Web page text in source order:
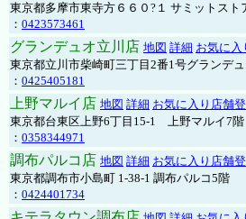
東京都多摩市東寺方６６０?１ サミットスト
： 0423573461
グランデュオ立川店 地図 詳細 お気に入
東京都立川市柴崎町三丁目2番1号グランデ
： 0425405181
上野マルイ店 地図 詳細 お気に入り店舗
東京都台東区上野6丁目15-1 上野マルイ7階
： 0358344971
調布パルコ店 地図 詳細 お気に入り店舗
東京都調布市小島町 1-38-1 調布パルコ5階
： 0424401734